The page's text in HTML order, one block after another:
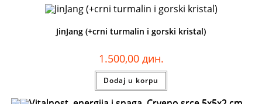
JinJang (+crni turmalin i gorski kristal)
1.500,00 дин.
Dodaj u korpu